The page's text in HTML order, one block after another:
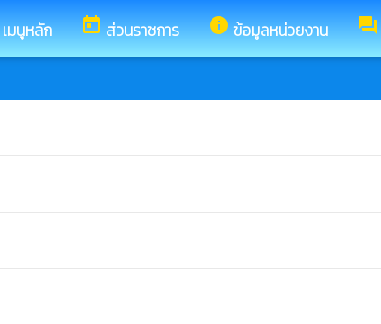
เมนูหลัก todayส่วนราชการ infoข้อมูลหน่วยงาน forum